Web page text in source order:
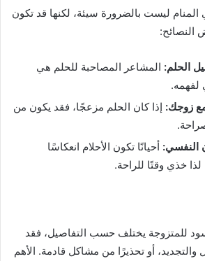
المنام ليست بالضرورة سيئة، لكنها قد تكون
النصائح:
الحلم: المشاعر المصاحبة للحلم هي
لفهمه.
زوجك: إذا كان الحلم مزعجًا، فقد يكون من
النفسي: أحيانًا تكون الأحلام انعكاسًا
خذي وقتًا للراحة.
للمتزوجة يختلف حسب التفاصيل، فقد
أو تحذيرًا من مشاكل قادمة. الأهم